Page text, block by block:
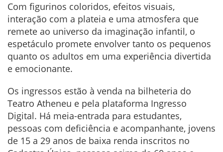
Com figurinos coloridos, efeitos visuais,
interação com a plateia e uma atmosfera que
remete ao universo da imaginação infantil, o
espetáculo promete envolver tanto os pequenos
quanto os adultos em uma experiência divertida
e emocionante.
Os ingressos estão à venda na bilheteria do
Teatro Atheneu e pela plataforma Ingresso
Digital. Há meia-entrada para estudantes,
pessoas com deficiência e acompanhante, jovens
de 15 a 29 anos de baixa renda inscritos no